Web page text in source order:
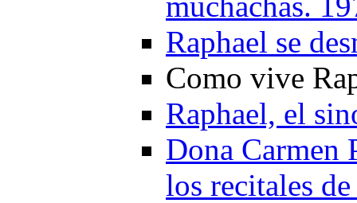
Raphael se
Como vive
Raphael, el
Dona Carmen
los recitales